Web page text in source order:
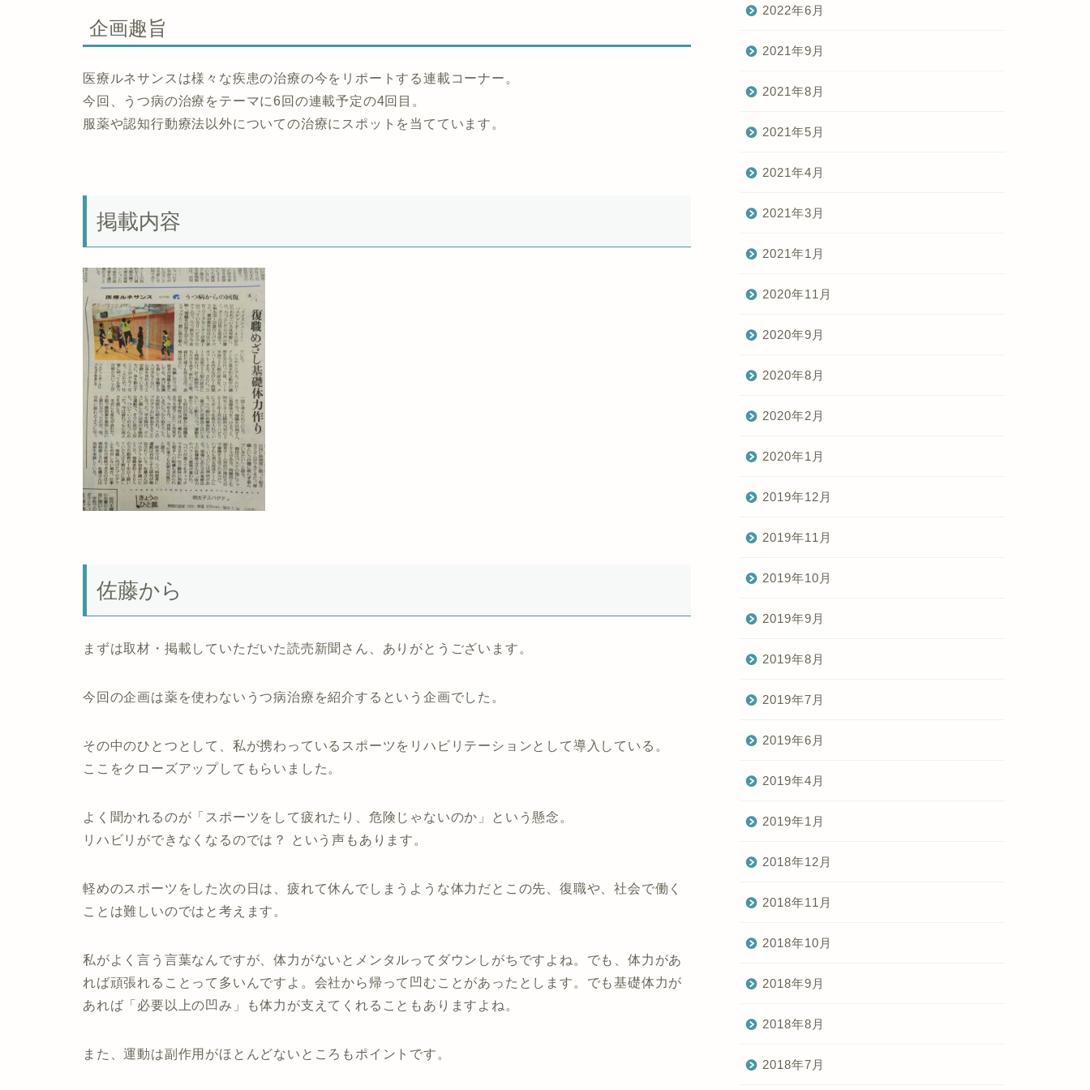
企画趣旨
医療ルネサンスは様々な疾患の治療の今をリポートする連載コーナー。
今回、うつ病の治療をテーマに6回の連載予定の4回目。
服薬や認知行動療法以外についての治療にスポットを当てています。
掲載内容
佐藤から
まずは取材・掲載していただいた読売新聞さん、ありがとうございます。
今回の企画は薬を使わないうつ病治療を紹介するという企画でした。
その中のひとつとして、私が携わっているスポーツをリハビリテーションとして導入している。
ここをクローズアップしてもらいました。
よく聞かれるのが「スポーツをして疲れたり、危険じゃないのか」という懸念。
リハビリができなくなるのでは？ という声もあります。
軽めのスポーツをした次の日は、疲れて休んでしまうような体力だとこの先、復職や、社会で働く
ことは難しいのではと考えます。
私がよく言う言葉なんですが、体力がないとメンタルってダウンしがちですよね。でも、体力があ
れば頑張れることって多いんですよ。会社から帰って凹むことがあったとします。でも基礎体力が
あれば「必要以上の凹み」も体力が支えてくれることもありますよね。
また、運動は副作用がほとんどないところもポイントです。
2022年6月
2021年9月
2021年8月
2021年5月
2021年4月
2021年3月
2021年1月
2020年11月
2020年9月
2020年8月
2020年2月
2020年1月
2019年12月
2019年11月
2019年10月
2019年9月
2019年8月
2019年7月
2019年6月
2019年4月
2019年1月
2018年12月
2018年11月
2018年10月
2018年9月
2018年8月
2018年7月